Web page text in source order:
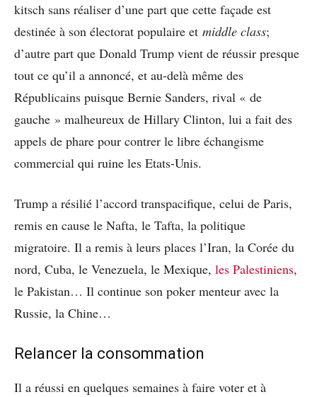
kitsch sans réaliser d’une part que cette façade est
destinée à son électorat populaire et middle class;
d’autre part que Donald Trump vient de réussir presque
tout ce qu’il a annoncé, et au-delà même des
Républicains puisque Bernie Sanders, rival « de
gauche » malheureux de Hillary Clinton, lui a fait des
appels de phare pour contrer le libre échangisme
commercial qui ruine les Etats-Unis.
Trump a résilié l’accord transpacifique, celui de Paris,
remis en cause le Nafta, le Tafta, la politique
migratoire. Il a remis à leurs places l’Iran, la Corée du
nord, Cuba, le Venezuela, le Mexique, les Palestiniens,
le Pakistan… Il continue son poker menteur avec la
Russie, la Chine…
Relancer la consommation
Il a réussi en quelques semaines à faire voter et à